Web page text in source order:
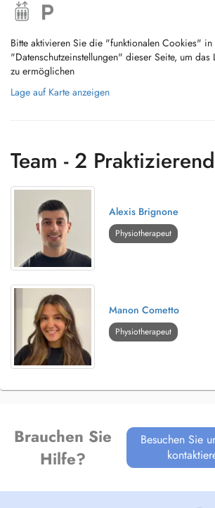
- pédiatrie
- uro-gynécologie
- rééducation post-partum
- rééducation post-opératoire
- cupping therapy (ventouses)
Bitte aktivieren Sie die "funktionalen Cookies" in
"Datenschutzeinstellungen" dieser Seite, um das
zu ermöglichen
Lage auf Karte anzeigen
Team - 2
Alexis Brignone
Physiotherapeut
Manon Cometto
Physiotherapeut
Brauchen Sie
Hilfe?
Besuchen Sie